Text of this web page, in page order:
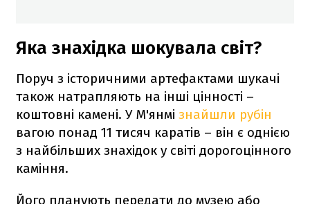
Яка знахідка шокувала світ?
Поруч з історичними артефактами шукачі
також натрапляють на інші цінності –
коштовні камені. У М'янмі знайшли рубін
вагою понад 11 тисяч каратів – він є однією
з найбільших знахідок у світі дорогоцінного
каміння.
Його планують передати до музею або